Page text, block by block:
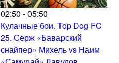
02:50 - 05:50
Кулачные бои. Top Dog FC
25. Серж «Баварский
снайпер» Михель vs Наим